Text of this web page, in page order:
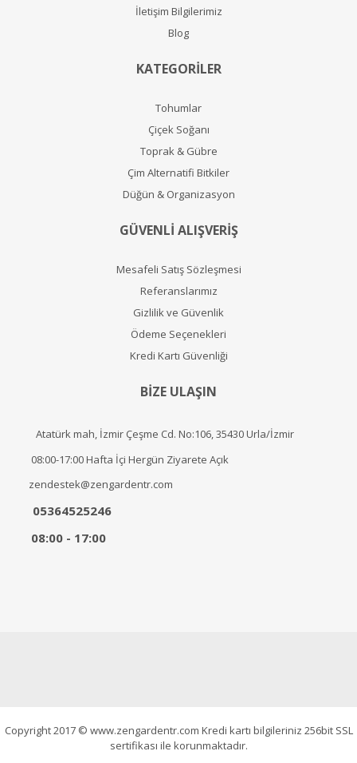
İletişim Bilgilerimiz
Blog
KATEGORİLER
Tohumlar
Çiçek Soğanı
Toprak & Gübre
Çim Alternatifi Bitkiler
Düğün & Organizasyon
GÜVENLİ ALIŞVERİŞ
Mesafeli Satış Sözleşmesi
Referanslarımız
Gizlilik ve Güvenlik
Ödeme Seçenekleri
Kredi Kartı Güvenliği
BİZE ULAŞIN
Atatürk mah, İzmir Çeşme Cd. No:106, 35430 Urla/İzmir
08:00-17:00 Hafta İçi Hergün Ziyarete Açık
zendestek@zengardentr.com
05364525246
08:00 - 17:00
Copyright 2017 © www.zengardentr.com Kredi kartı bilgileriniz 256bit SSL
sertifikası ile korunmaktadır.